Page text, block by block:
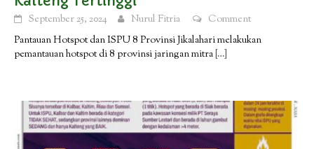
September 25, 2024 Nurul Fitria
Comment
Pantauan Hotspot dan ISPU 8 Provinsi Jikalahari melakukan
pemantauan hotspot di 8 provinsi jaringan mitra […]